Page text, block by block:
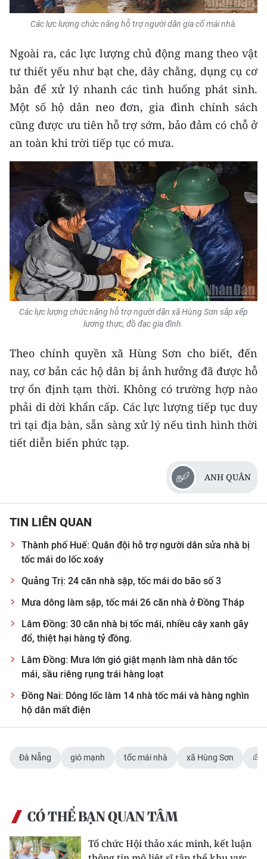
Ảnh
Infographic
TIN MỚI
TIN ĐỊA PHƯƠNG
Trung du và miền núi phía Bắc
Đồng bằng sông Hồng
Bắc Trung Bộ
Duyên hải Nam Trung Bộ và Tây
Nguyên
Đông Nam Bộ
Đồng bằng sông Cửu Long
Chuyên trang Hà Nội
Chuyên trang TP. Hồ Chí Minh
CHUYÊN ĐỀ
CÁC CHUYÊN TRANG
VỀ BÁO NHÂN DÂN
THỜI NAY
NHÂN DÂN HẰNG THÁNG
ĐỌC BÁO IN
ENGLISH
中文
FRANÇAIS
ESPAÑOL
Các lực lượng chức năng hỗ trợ người dân gia cố mái nhà.
Ngoài ra, các lực lượng chủ động mang theo vật
tư thiết yếu như bạt che, dây chằng, dụng cụ cơ
bản để xử lý nhanh các tình huống phát sinh.
Một số hộ dân neo đơn, gia đình chính sách
cũng được ưu tiên hỗ trợ sớm, bảo đảm có chỗ ở
an toàn khi trời tiếp tục có mưa.
Các lực lượng chức năng hỗ trợ người dân xã Hùng Sơn sắp xếp
lương thực, đồ đạc gia đình.
Theo chính quyền xã Hùng Sơn cho biết, đến
nay, cơ bản các hộ dân bị ảnh hưởng đã được hỗ
trợ ổn định tạm thời. Không có trường hợp nào
phải di dời khẩn cấp. Các lực lượng tiếp tục duy
trì tại địa bàn, sẵn sàng xử lý nếu tình hình thời
tiết diễn biến phức tạp.
ANH QUÂN
TIN LIÊN QUAN
Thành phố Huế: Quân đội hỗ trợ người dân sửa nhà bị
tốc mái do lốc xoáy
Quảng Trị: 24 căn nhà sập, tốc mái do bão số 3
Mưa dông làm sập, tốc mái 26 căn nhà ở Đồng Tháp
Lâm Đồng: 30 căn nhà bị tốc mái, nhiều cây xanh gãy
đổ, thiệt hại hàng tỷ đồng.
Lâm Đồng: Mưa lớn gió giật mạnh làm nhà dân tốc
mái, sầu riêng rụng trái hàng loạt
Đồng Nai: Dông lốc làm 14 nhà tốc mái và hàng nghìn
hộ dân mất điện
Đà Nẵng gió mạnh tốc mái nhà xã Hùng Sơn
CÓ THỂ BẠN QUAN TÂM
Tổ chức Hội thảo xác minh, kết luận